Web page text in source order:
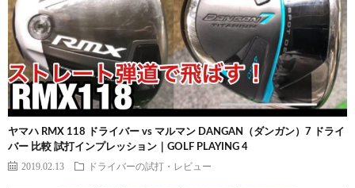
ヤマハ RMX 118 ドライバー vs マルマン DANGAN（ダンガン）7 ドライ
バー 比較 試打インプレッション｜GOLF PLAYING 4
2019.02.13 ドライバーの試打・レビュー